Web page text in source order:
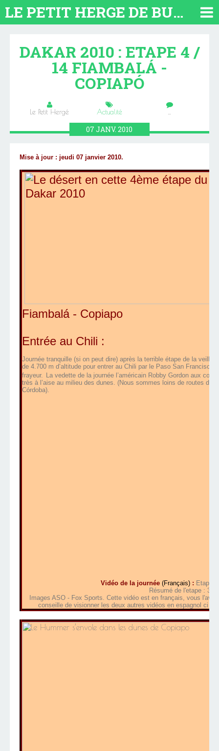
LE PETIT HERGE DE BUENOS AIRES 2026. TOUT SUR L'ARGENTINE
DAKAR 2010 : ETAPE 4 /
14 FIAMBALÁ -
COPIAPÓ
Le Petit Hergé Actualité …
07JANV.2010
Mise à jour : jeudi 07 janvier 2010.
Fiambalá - Copiapo
Entrée au Chili :
Journée tranquille (si on peut dire) après la terrible étape de la veille
de 4.700 m d’altitude pour entrer au Chili par le Paso San
frayeur. La vedette de la journée l’américain Robby Gordon aux
très à l’aise au milieu des dunes. (Nous sommes loins de routes de
Córdoba).
Vidéo de la journée (Français) : Etape
Résumé de l'etape : 3
Images ASO - Fox Sports. Cette vidéo est en français, vous
conseille de visionner les deux autres vidéos en espagnol ci